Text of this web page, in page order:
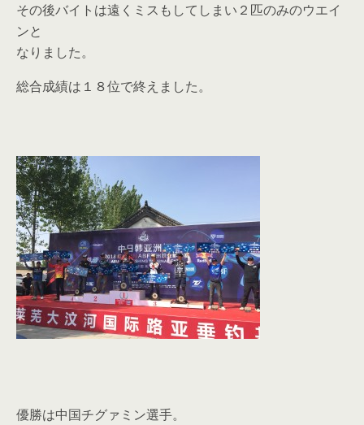
その後バイトは遠くミスもしてしまい２匹のみのウエイ
ンと
なりました。
総合成績は１８位で終えました。
優勝は中国チグァミン選手。